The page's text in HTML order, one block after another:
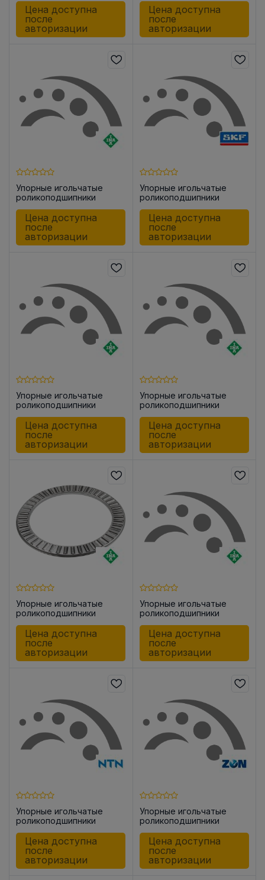
Цена доступна
после
авторизации
Цена доступна
после
авторизации
Упорные игольчатые
роликоподшипники
Цена доступна
после
авторизации
Упорные игольчатые
роликоподшипники
Цена доступна
после
авторизации
Упорные игольчатые
роликоподшипники
Цена доступна
после
авторизации
Упорные игольчатые
роликоподшипники
Цена доступна
после
авторизации
Упорные игольчатые
роликоподшипники
Цена доступна
после
авторизации
Упорные игольчатые
роликоподшипники
Цена доступна
после
авторизации
Упорные игольчатые
роликоподшипники
Цена доступна
после
авторизации
Упорные игольчатые
роликоподшипники
Цена доступна
после
авторизации